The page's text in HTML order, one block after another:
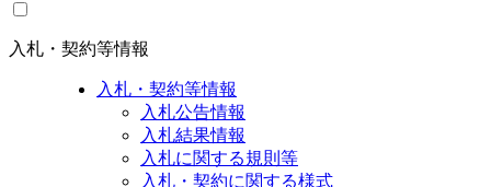
入札・契約等情報
入札・契約等情報
入札公告情報
入札結果情報
入札に関する規則等
入札・契約に関する様式